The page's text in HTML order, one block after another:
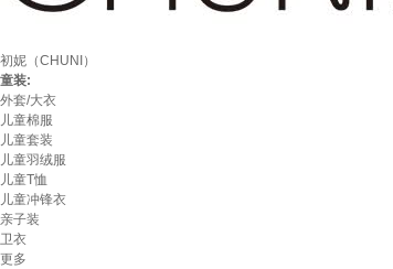
初妮（CHUNI）
童装:
外套/大衣
儿童棉服
儿童套装
儿童羽绒服
儿童T恤
儿童冲锋衣
亲子装
卫衣
更多